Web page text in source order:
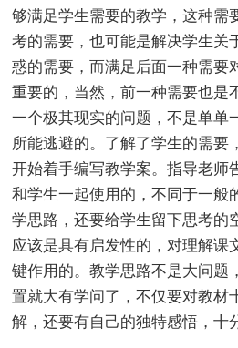
够满足学生需要的教学，这种需
考的需要，也可能是解决学生关
惑的需要，而满足后面一种需要
重要的，当然，前一种需要也是
一个极其现实的问题，不是单单
所能逃避的。了解了学生的需要
开始着手编写教学案。指导老师
和学生一起使用的，不同于一般
学思路，还要给学生留下思考的
应该是具有启发性的，对理解课
键作用的。教学思路不是大问题
置就大有学问了，不仅要对教材
解，还要有自己的独特感悟，十